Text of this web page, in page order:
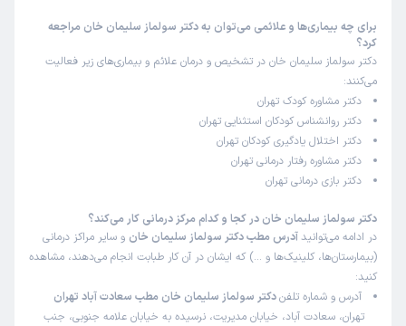
برای چه بیماری‌ها و علائمی می‌توان به دکتر سولماز سلیمان خان مراجعه
کرد؟
دکتر سولماز سلیمان خان در تشخیص و درمان علائم و بیماری‌های زیر فعالیت
می‌کنند:
دکتر مشاوره کودک تهران
دکتر روانشناس کودکان استثنایی تهران
دکتر اختلال یادگیری کودکان تهران
دکتر مشاوره رفتار درمانی تهران
دکتر بازی درمانی تهران
دکتر سولماز سلیمان خان در کجا و کدام مرکز درمانی کار می‌کند؟
در ادامه می‌توانید آدرس مطب دکتر سولماز سلیمان خان و سایر مراکز درمانی
(بیمارستان‌ها، کلینیک‌ها و …) که ایشان در آن کار طبابت انجام می‌دهند، مشاهده
کنید:
آدرس و شماره تلفندکتر سولماز سلیمان خان مطب سعادت آباد تهران
تهران، سعادت آباد، خیابان مدیریت، نرسیده به خیابان علامه جنوبی، جنب